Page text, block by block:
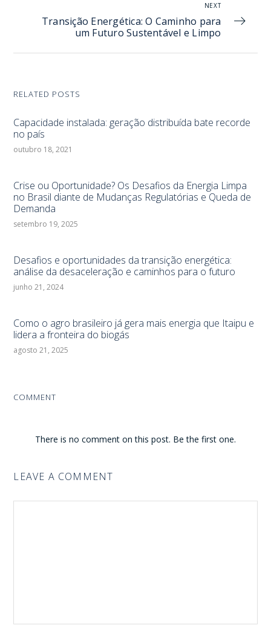
NEXT
Transição Energética: O Caminho para
um Futuro Sustentável e Limpo
RELATED POSTS
Capacidade instalada: geração distribuída bate recorde
no país
outubro 18, 2021
Crise ou Oportunidade? Os Desafios da Energia Limpa
no Brasil diante de Mudanças Regulatórias e Queda de
Demanda
setembro 19, 2025
Desafios e oportunidades da transição energética:
análise da desaceleração e caminhos para o futuro
junho 21, 2024
Como o agro brasileiro já gera mais energia que Itaipu e
lidera a fronteira do biogás
agosto 21, 2025
COMMENT
There is no comment on this post. Be the first one.
LEAVE A COMMENT